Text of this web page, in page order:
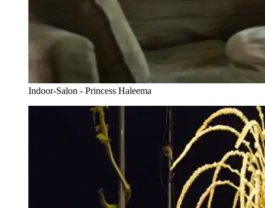
Indoor-Salon - Princess Haleema